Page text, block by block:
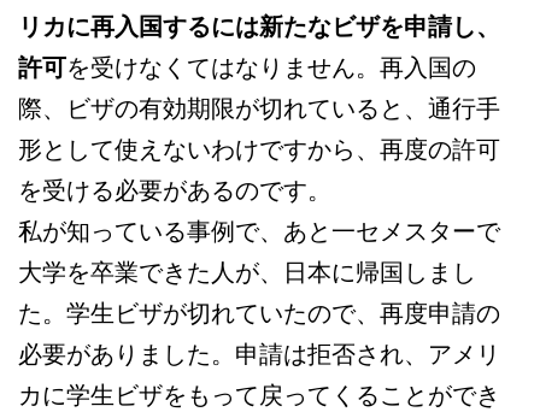
リカに再入国するには新たなビザを申請し、
許可を受けなくてはなりません。再入国の
際、ビザの有効期限が切れていると、通行手
形として使えないわけですから、再度の許可
を受ける必要があるのです。
私が知っている事例で、あと一セメスターで
大学を卒業できた人が、日本に帰国しまし
た。学生ビザが切れていたので、再度申請の
必要がありました。申請は拒否され、アメリ
カに学生ビザをもって戻ってくることができ